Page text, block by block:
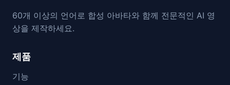
60개 이상의 언어로 합성 아바타와 함께 전문적인 AI 영
상을 제작하세요.
제품
기능